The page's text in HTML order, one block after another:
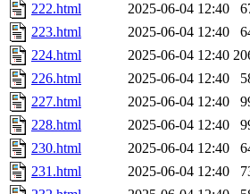
222.html
2025-06-04 12:40
223.html
2025-06-04 12:40
224.html
2025-06-04 12:40
226.html
2025-06-04 12:40
227.html
2025-06-04 12:40
228.html
2025-06-04 12:40
230.html
2025-06-04 12:40
231.html
2025-06-04 12:40